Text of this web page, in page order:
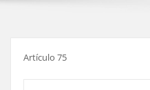
Artículo 75